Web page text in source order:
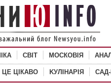
СВІТ MОСКОВІЯ
ЦЕ ЦІКАВО KУЛІНАРІЯ